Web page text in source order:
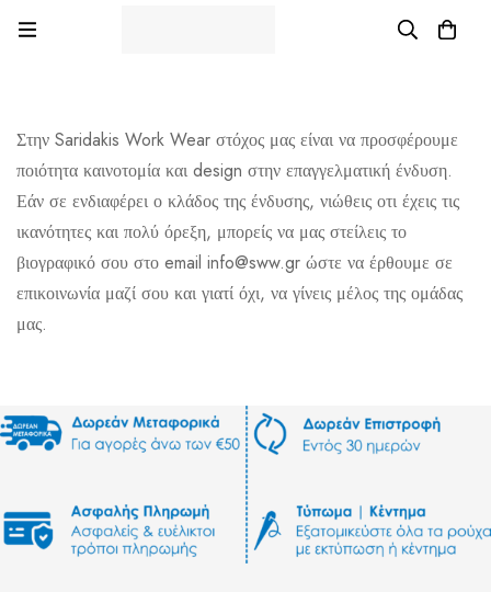
Στην Saridakis Work Wear στόχος μας είναι να προσφέρουμε
ποιότητα καινοτομία και design στην επαγγελματική ένδυση.
Εάν σε ενδιαφέρει ο κλάδος της ένδυσης, νιώθεις οτι έχεις τις
ικανότητες και πολύ όρεξη, μπορείς να μας στείλεις το
βιογραφικό σου στο email info@sww.gr ώστε να έρθουμε σε
επικοινωνία μαζί σου και γιατί όχι, να γίνεις μέλος της ομάδας
μας.